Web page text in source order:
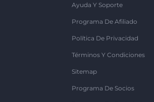
Ayuda Y Soporte
Programa De Afiliado
Política De Privacidad
Términos Y Condiciones
Sitemap
Programa De Socios